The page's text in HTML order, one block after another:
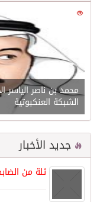
21641
محمد بن ناصر
الشبكة العنكبوتية
جديد الأخبار
ثلة من